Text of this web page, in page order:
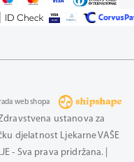
ustanova za
djelatnost Ljekarne VAŠE
- Sva prava pridržana. |
web shopa